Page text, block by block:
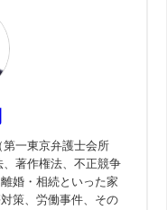
一東京弁護士会所
、著作権法、不正競争
婚・相続といった家
策、労働事件、その